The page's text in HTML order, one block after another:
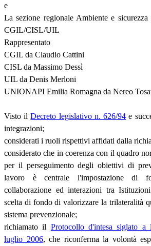
e
La sezione regionale Ambiente e
CGIL/CISL/UIL
Rappresentato
CGIL da Claudio Cattini
CISL da Massimo Dessì
UIL da Denis Merloni
UNIONAPI Emilia Romagna da Nereo
Visto ilDecreto legislativo n. 626/94 e
integrazioni;
considerati i ruoli rispettivi affidati dalla
considerato che in coerenza con il quadro
per il perseguimento degli obiettivi di
lavoro è centrale l'impostazione di
collaborazione ed interazioni tra
scelta di fondo di valorizzare la trilateralità
sistema prevenzionale;
richiamato il Protocollo d'intesa siglato
luglio 2006, che riconferma la volontà